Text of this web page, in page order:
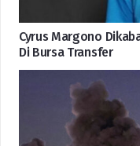
Cyrus Margono
Di Bursa Transfer